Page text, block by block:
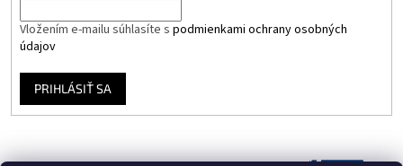
Vložením e-mailu súhlasíte s podmienkami ochrany osobných
údajov
PRIHLÁSIŤ SA